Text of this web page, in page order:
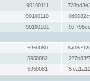
90100111
90100110
90100101
5950080
5950082
5950081